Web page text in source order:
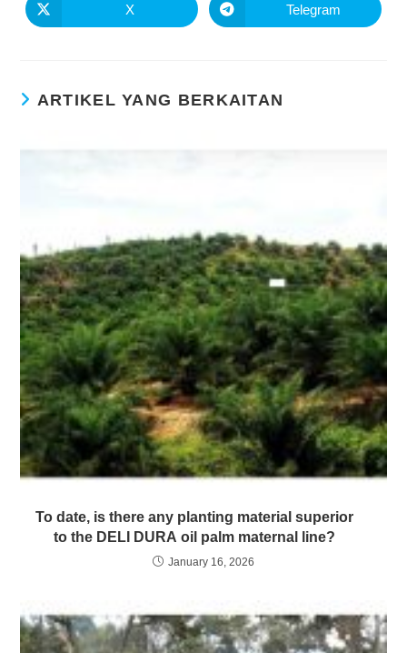
X Telegram
ARTIKEL YANG BERKAITAN
To date, is there any planting material superior
to the DELI DURA oil palm maternal line?
January 16, 2026